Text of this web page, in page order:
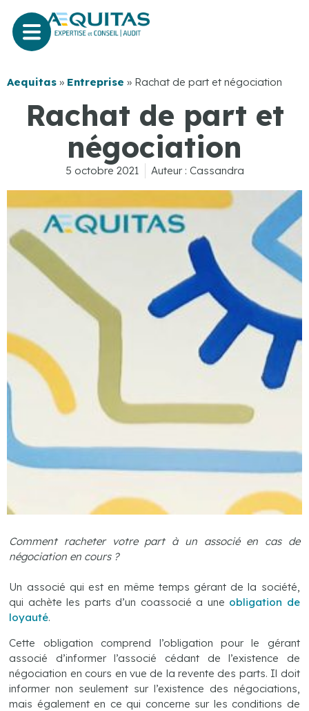
Aequitas » Entreprise » Rachat de part et négociation
Rachat de part et
négociation
5 octobre 2021 Auteur : Cassandra
Comment racheter votre part à un associé en cas de
négociation en cours ?
Un associé qui est en même temps gérant de la société,
qui achète les parts d’un coassocié a une obligation de
loyauté.
Cette obligation comprend l’obligation pour le gérant
associé d’informer l’associé cédant de l’existence de
négociation en cours en vue de la revente des parts. Il doit
informer non seulement sur l’existence des négociations,
mais également en ce qui concerne sur les conditions de